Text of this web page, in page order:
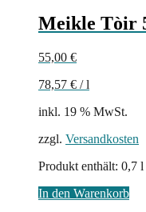
Meikle Tòir
55,00 €
78,57 € /l
inkl. 19 % MwSt.
zzgl. Versandkosten
Produkt enthält: 0,7 l
In den Warenkorb